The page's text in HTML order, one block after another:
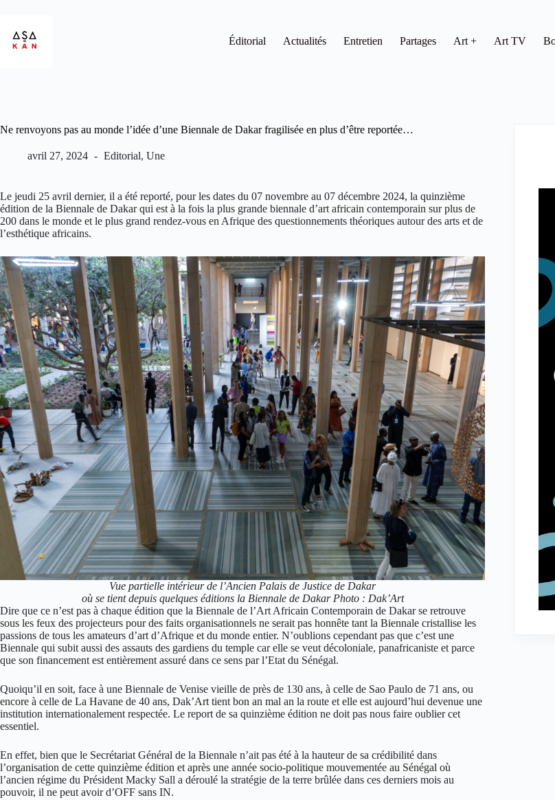
Éditorial Actualités Entretien Partages Art + Art TV
Ne renvoyons pas au monde l’idée d’une Biennale de Dakar fragilisée en plus d’être reportée…
avril 27, 2024 Editorial, Une
Le jeudi 25 avril dernier, il a été reporté, pour les dates du 07 novembre au 07 décembre 2024, la quinzième
édition de la Biennale de Dakar qui est à la fois la plus grande biennale d’art africain contemporain sur plus de
200 dans le monde et le plus grand rendez-vous en Afrique des questionnements théoriques autour des arts et de
l’esthétique africains.
Vue partielle intérieur de l’Ancien Palais de Justice de Dakar
où se tient depuis quelques éditions la Biennale de Dakar Photo : Dak’Art
Dire que ce n’est pas à chaque édition que la Biennale de l’Art Africain Contemporain de Dakar se retrouve
sous les feux des projecteurs pour des faits organisationnels ne serait pas honnête tant la Biennale cristallise les
passions de tous les amateurs d’art d’Afrique et du monde entier. N’oublions cependant pas que c’est une
Biennale qui subit aussi des assauts des gardiens du temple car elle se veut décoloniale, panafricaniste et parce
que son financement est entièrement assuré dans ce sens par l’Etat du Sénégal.
Quoiqu’il en soit, face à une Biennale de Venise vieille de près de 130 ans, à celle de Sao Paulo de 71 ans, ou
encore à celle de La Havane de 40 ans, Dak’Art tient bon an mal an la route et elle est aujourd’hui devenue une
institution internationalement respectée. Le report de sa quinzième édition ne doit pas nous faire oublier cet
essentiel.
En effet, bien que le Secrétariat Général de la Biennale n’ait pas été à la hauteur de sa crédibilité dans
l’organisation de cette quinzième édition et après une année socio-politique mouvementée au Sénégal où
l’ancien régime du Président Macky Sall a déroulé la stratégie de la terre brûlée dans ces derniers mois au
pouvoir, il ne peut avoir d’OFF sans IN.